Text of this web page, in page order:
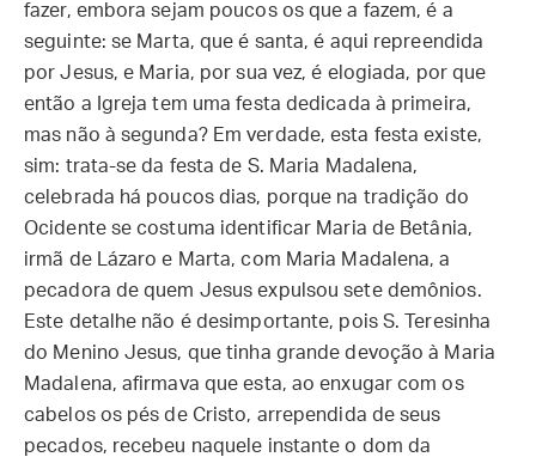
fazer, embora sejam poucos os que a fazem, é a
seguinte: se Marta, que é santa, é aqui repreendida
por Jesus, e Maria, por sua vez, é elogiada, por que
então a Igreja tem uma festa dedicada à primeira,
mas não à segunda? Em verdade, esta festa existe,
sim: trata-se da festa de S. Maria Madalena,
celebrada há poucos dias, porque na tradição do
Ocidente se costuma identificar Maria de Betânia,
irmã de Lázaro e Marta, com Maria Madalena, a
pecadora de quem Jesus expulsou sete demônios.
Este detalhe não é desimportante, pois S. Teresinha
do Menino Jesus, que tinha grande devoção à Maria
Madalena, afirmava que esta, ao enxugar com os
cabelos os pés de Cristo, arrependida de seus
pecados, recebeu naquele instante o dom da